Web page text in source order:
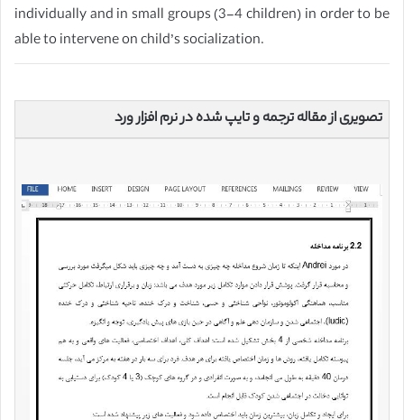
individually and in small groups (3-4 children) in order to be
able to intervene on child’s socialization.
تصویری از مقاله ترجمه و تایپ شده در نرم افزار ورد